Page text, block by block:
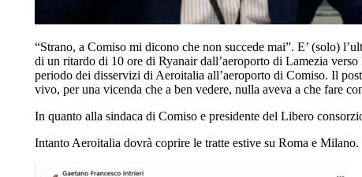
“Strano, a Comiso mi dicono che non succede mai”. E’ (solo)
di un ritardo di 10 ore di Ryanair dall’aeroporto di Lamezia
periodo dei disservizi di Aeroitalia all’aeroporto di Comiso. Il
vivo, per una vicenda che a ben vedere, nulla aveva a che fare
In quanto alla sindaca di Comiso e presidente del Libero
Intanto Aeroitalia dovrà coprire le tratte estive su Roma e